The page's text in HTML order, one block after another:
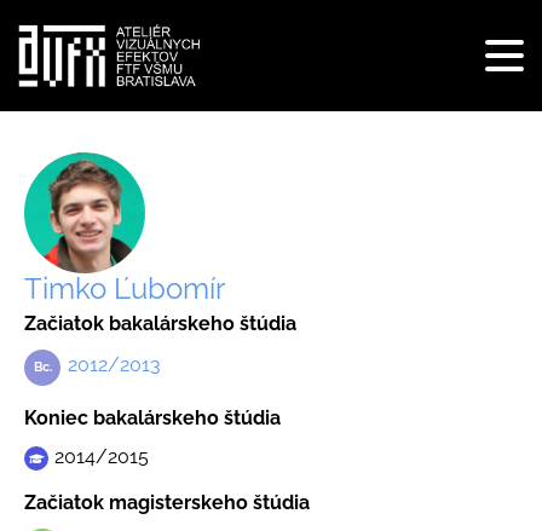
hlavný
obsah
Timko Ľubomír
Začiatok bakalárskeho štúdia
2012/2013
Koniec bakalárskeho štúdia
2014/2015
Začiatok magisterskeho štúdia